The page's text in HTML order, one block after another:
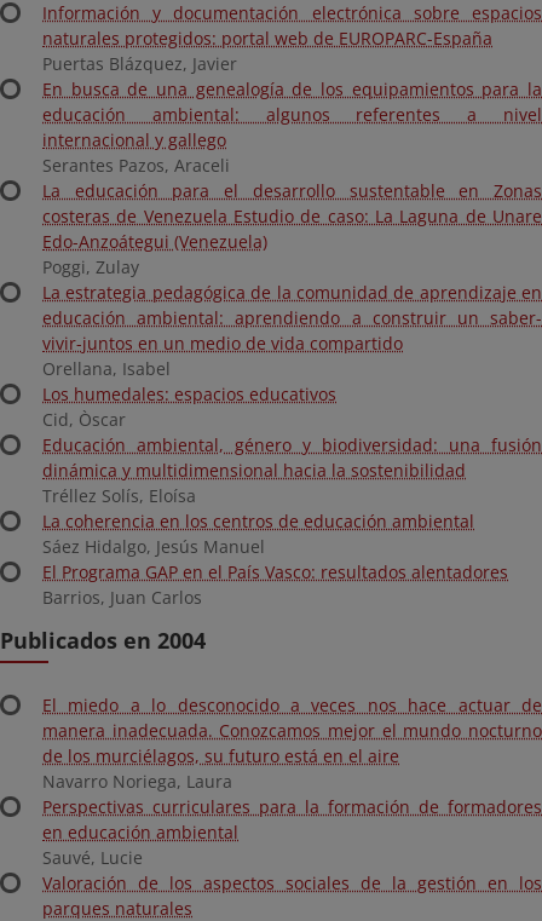
Información y documentación electrónica sobre espacios
naturales protegidos: portal web de EUROPARC-España
Puertas Blázquez, Javier
En busca de una genealogía de los equipamientos para la
educación ambiental: algunos referentes a nivel
internacional y gallego
Serantes Pazos, Araceli
La educación para el desarrollo sustentable en Zonas
costeras de Venezuela Estudio de caso: La Laguna de Unare
Edo-Anzoátegui (Venezuela)
Poggi, Zulay
La estrategia pedagógica de la comunidad de aprendizaje en
educación ambiental: aprendiendo a construir un saber-
vivir-juntos en un medio de vida compartido
Orellana, Isabel
Los humedales: espacios educativos
Cid, Òscar
Educación ambiental, género y biodiversidad: una fusión
dinámica y multidimensional hacia la sostenibilidad
Tréllez Solís, Eloísa
La coherencia en los centros de educación ambiental
Sáez Hidalgo, Jesús Manuel
El Programa GAP en el País Vasco: resultados alentadores
Barrios, Juan Carlos
Publicados en 2004
El miedo a lo desconocido a veces nos hace actuar de
manera inadecuada. Conozcamos mejor el mundo nocturno
de los murciélagos, su futuro está en el aire
Navarro Noriega, Laura
Perspectivas curriculares para la formación de formadores
en educación ambiental
Sauvé, Lucie
Valoración de los aspectos sociales de la gestión en los
parques naturales